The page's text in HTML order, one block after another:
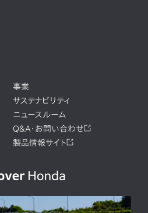
事業
サステナビリティ
ニュースルーム
Q&A・お問い合わせ
製品情報サイト